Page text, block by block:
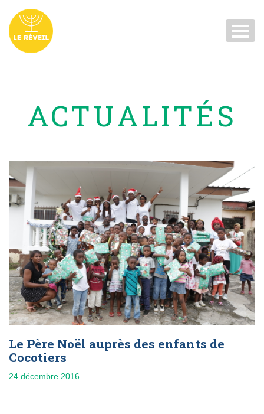
ACTUALITÉS
Le Père Noël auprès des enfants de
Cocotiers
24 décembre 2016